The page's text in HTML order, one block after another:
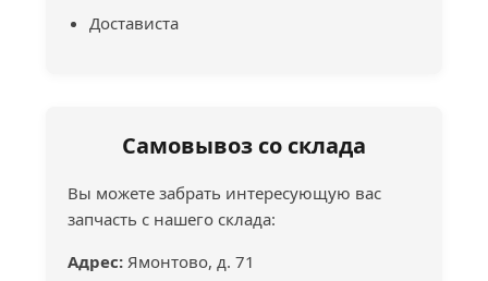
Достависта
Самовывоз со склада
Вы можете забрать интересующую вас
запчасть с нашего склада:
Адрес: Ямонтово, д. 71